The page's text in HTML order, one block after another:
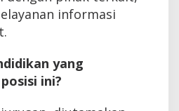
informasi
yang
ini?